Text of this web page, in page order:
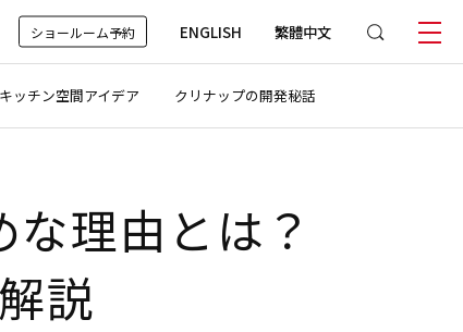
ショールーム予約 ENGLISH 繁體中文
キッチン空間アイデア クリナップの開発秘話
理由とは？
説